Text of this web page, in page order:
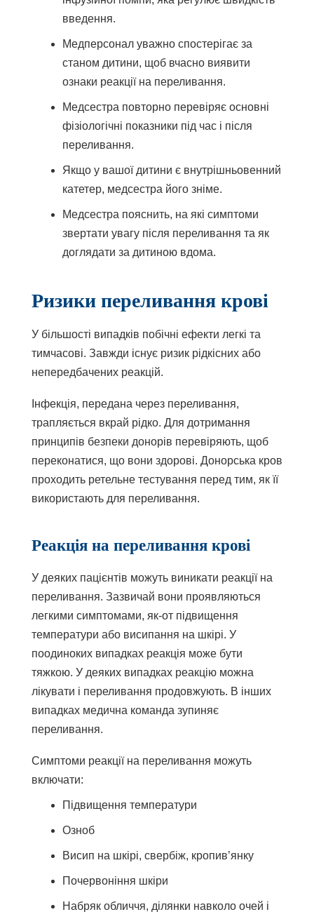
введення.
Медперсонал уважно спостерігає за
станом дитини, щоб вчасно виявити
ознаки реакції на переливання.
Медсестра повторно перевіряє основні
фізіологічні показники під час і після
переливання.
Якщо у вашої дитини є внутрішньовенний
катетер, медсестра його зніме.
Медсестра пояснить, на які симптоми
звертати увагу після переливання та як
доглядати за дитиною вдома.
Ризики переливання крові
У більшості випадків побічні ефекти легкі та
тимчасові. Завжди існує ризик рідкісних або
непередбачених реакцій.
Інфекція, передана через переливання,
трапляється вкрай рідко. Для дотримання
принципів безпеки донорів перевіряють, щоб
переконатися, що вони здорові. Донорська кров
проходить ретельне тестування перед тим, як її
використають для переливання.
Реакція на переливання крові
У деяких пацієнтів можуть виникати реакції на
переливання. Зазвичай вони проявляються
легкими симптомами, як-от підвищення
температури або висипання на шкірі. У
поодиноких випадках реакція може бути
тяжкою. У деяких випадках реакцію можна
лікувати і переливання продовжують. В інших
випадках медична команда зупиняє
переливання.
Симптоми реакції на переливання можуть
включати:
Підвищення температури
Озноб
Висип на шкірі, свербіж, кропив’янку
Почервоніння шкіри
Набряк обличчя, ділянки навколо очей і